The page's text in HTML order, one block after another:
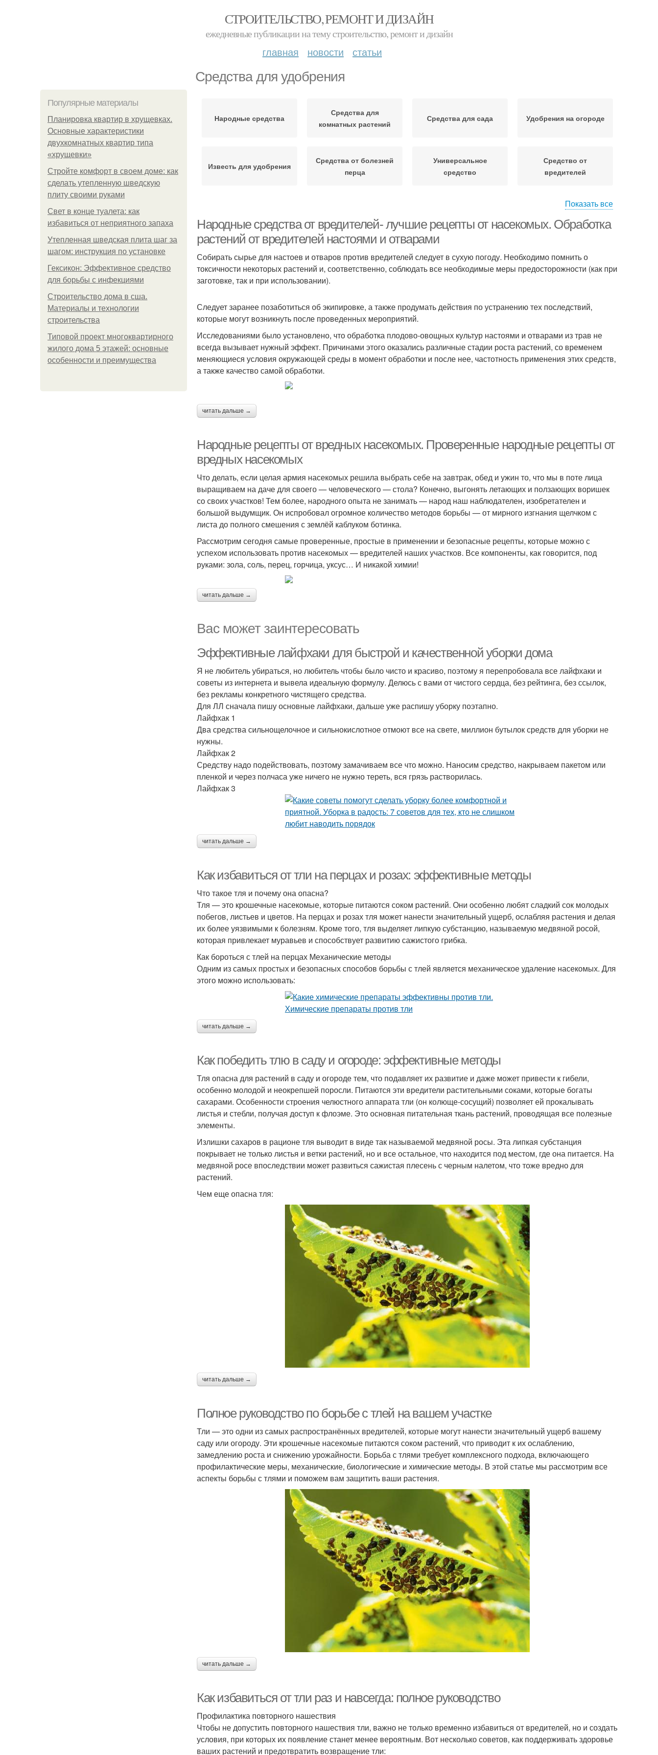
СТРОИТЕЛЬСТВО, РЕМОНТ И ДИЗАЙН
ежедневные публикации на тему строительство, ремонт и дизайн
главная новости статьи
Средства для удобрения
Популярные материалы
Планировка квартир в хрущевках.
Основные характеристики
двухкомнатных квартир типа
«хрущевки»
Стройте комфорт в своем доме: как
сделать утепленную шведскую
плиту своими руками
Свет в конце туалета: как
избавиться от неприятного запаха
Утепленная шведская плита шаг за
шагом: инструкция по установке
Гексикон: Эффективное средство
для борьбы с инфекциями
Строительство дома в сша.
Материалы и технологии
строительства
Типовой проект многоквартирного
жилого дома 5 этажей: основные
особенности и преимущества
Народные средства
Средства для
комнатных растений
Средства для сада Удобрения на огороде
Известь для удобрения
Средства от болезней
перца
Универсальное
средство
Средство от
вредителей
заболеваний
Показать все
Народные средства от вредителей- лучшие рецепты от насекомых. Обработка
растений от вредителей настоями и отварами
Собирать сырье для настоев и отваров против вредителей следует в сухую погоду. Необходимо помнить о
токсичности некоторых растений и, соответственно, соблюдать все необходимые меры предосторожности (как при
заготовке, так и при использовании).
Следует заранее позаботиться об экипировке, а также продумать действия по устранению тех последствий,
которые могут возникнуть после проведенных мероприятий.
Исследованиями было установлено, что обработка плодово-овощных культур настоями и отварами из трав не
всегда вызывает нужный эффект. Причинами этого оказались различные стадии роста растений, со временем
меняющиеся условия окружающей среды в момент обработки и после нее, частотность применения этих средств,
а также качество самой обработки.
читать дальше →
Народные рецепты от вредных насекомых. Проверенные народные рецепты от
вредных насекомых
Что делать, если целая армия насекомых решила выбрать себе на завтрак, обед и ужин то, что мы в поте лица
выращиваем на даче для своего — человеческого — стола? Конечно, выгонять летающих и ползающих воришек
со своих участков! Тем более, народного опыта не занимать — народ наш наблюдателен, изобретателен и
большой выдумщик. Он испробовал огромное количество методов борьбы — от мирного изгнания щелчком с
листа до полного смешения с землёй каблуком ботинка.
Рассмотрим сегодня самые проверенные, простые в применении и безопасные рецепты, которые можно с
успехом использовать против насекомых — вредителей наших участков. Все компоненты, как говорится, под
руками: зола, соль, перец, горчица, уксус… И никакой химии!
читать дальше →
Вас может заинтересовать
Эффективные лайфхаки для быстрой и качественной уборки дома
Я не любитель убираться, но любитель чтобы было чисто и красиво, поэтому я перепробовала все лайфхаки и
советы из интернета и вывела идеальную формулу. Делюсь с вами от чистого сердца, без рейтинга, без ссылок,
без рекламы конкретного чистящего средства.
Для ЛЛ сначала пишу основные лайфхаки, дальше уже распишу уборку поэтапно.
Лайфхак 1
Два средства сильнощелочное и сильнокислотное отмоют все на свете, миллион бутылок средств для уборки не
нужны.
Лайфхак 2
Средству надо подействовать, поэтому замачиваем все что можно. Наносим средство, накрываем пакетом или
пленкой и через полчаса уже ничего не нужно тереть, вся грязь растворилась.
Лайфхак 3
читать дальше →
Как избавиться от тли на перцах и розах: эффективные методы
Что такое тля и почему она опасна?
Тля — это крошечные насекомые, которые питаются соком растений. Они особенно любят сладкий сок молодых
побегов, листьев и цветов. На перцах и розах тля может нанести значительный ущерб, ослабляя растения и делая
их более уязвимыми к болезням. Кроме того, тля выделяет липкую субстанцию, называемую медвяной росой,
которая привлекает муравьев и способствует развитию сажистого грибка.
Как бороться с тлей на перцах Механические методы
Одним из самых простых и безопасных способов борьбы с тлей является механическое удаление насекомых. Для
этого можно использовать:
читать дальше →
Как победить тлю в саду и огороде: эффективные методы
Тля опасна для растений в саду и огороде тем, что подавляет их развитие и даже может привести к гибели,
особенно молодой и неокрепшей поросли. Питаются эти вредители растительными соками, которые богаты
сахарами. Особенности строения челюстного аппарата тли (он колюще-сосущий) позволяет ей прокалывать
листья и стебли, получая доступ к флоэме. Это основная питательная ткань растений, проводящая все полезные
элементы.
Излишки сахаров в рационе тля выводит в виде так называемой медвяной росы. Эта липкая субстанция
покрывает не только листья и ветки растений, но и все остальное, что находится под местом, где она питается. На
медвяной росе впоследствии может развиться сажистая плесень с черным налетом, что тоже вредно для
растений.
Чем еще опасна тля:
читать дальше →
Полное руководство по борьбе с тлей на вашем участке
Тли — это одни из самых распространённых вредителей, которые могут нанести значительный ущерб вашему
саду или огороду. Эти крошечные насекомые питаются соком растений, что приводит к их ослаблению,
замедлению роста и снижению урожайности. Борьба с тлями требует комплексного подхода, включающего
профилактические меры, механические, биологические и химические методы. В этой статье мы рассмотрим все
аспекты борьбы с тлями и поможем вам защитить ваши растения.
читать дальше →
Как избавиться от тли раз и навсегда: полное руководство
Профилактика повторного нашествия
Чтобы не допустить повторного нашествия тли, важно не только временно избавиться от вредителей, но и создать
условия, при которых их появление станет менее вероятным. Вот несколько советов, как поддерживать здоровье
ваших растений и предотвратить возвращение тли: